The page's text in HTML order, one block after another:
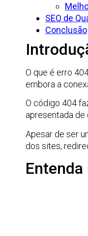
SEO de
Conclusão
O que é erro
embora a
O código 404
apresentada
Apesar de ser
dos sites,
Entenda